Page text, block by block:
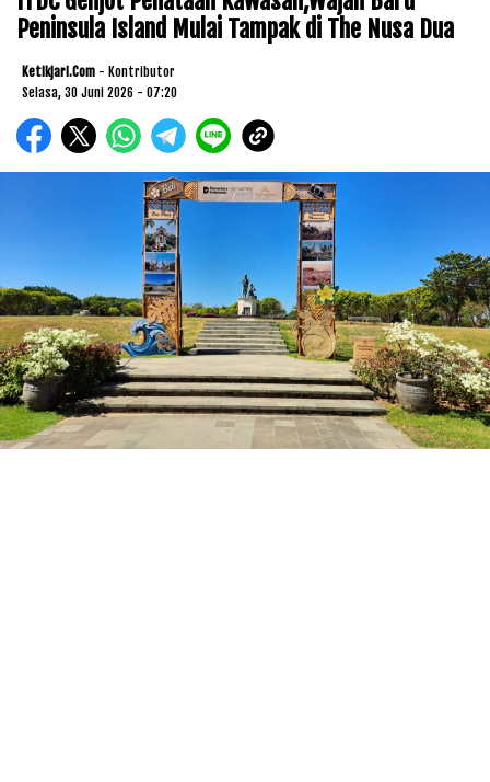
Peninsula Island Mulai Tampak di The Nusa Dua
Ketikjari.com - Kontributor
Selasa, 30 Juni 2026 - 07:20